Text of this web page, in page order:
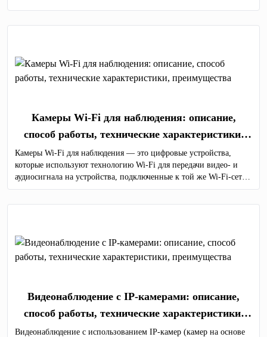
Камеры Wi-Fi для наблюдения: описание,
способ работы, технические характеристики,
преимущества
Камеры Wi-Fi для наблюдения — это цифровые устройства,
которые используют технологию Wi-Fi для передачи видео- и
аудиосигнала на устройства, подключенные к той же Wi-Fi-сети
или через Интернет.
Видеонаблюдение с IP-камерами: описание,
способ работы, технические характеристики,
преимущества
Видеонаблюдение с использованием IP-камер (камер на основе